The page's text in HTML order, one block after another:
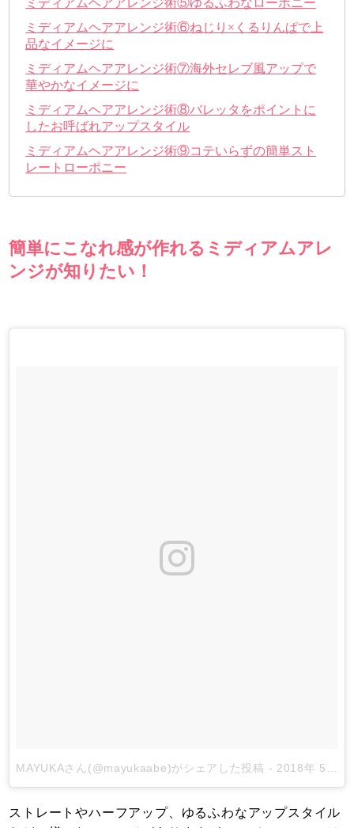
ミディアムヘアアレンジ術⑤ゆるふわなローポニー
ミディアムヘアアレンジ術⑥ねじり×くるりんぱで上
品なイメージに
ミディアムヘアアレンジ術⑦海外セレブ風アップで
華やかなイメージに
ミディアムヘアアレンジ術⑧バレッタをポイントに
したお呼ばれアップスタイル
ミディアムヘアアレンジ術⑨コテいらずの簡単スト
レートローポニー
簡単にこなれ感が作れるミディアムアレ
ンジが知りたい！
MAYUKAさん(@mayukaabe)がシェアした投稿 - 2018年 5月月18日午前5時50分PDT
ストレートやハーフアップ、ゆるふわなアップスタイル